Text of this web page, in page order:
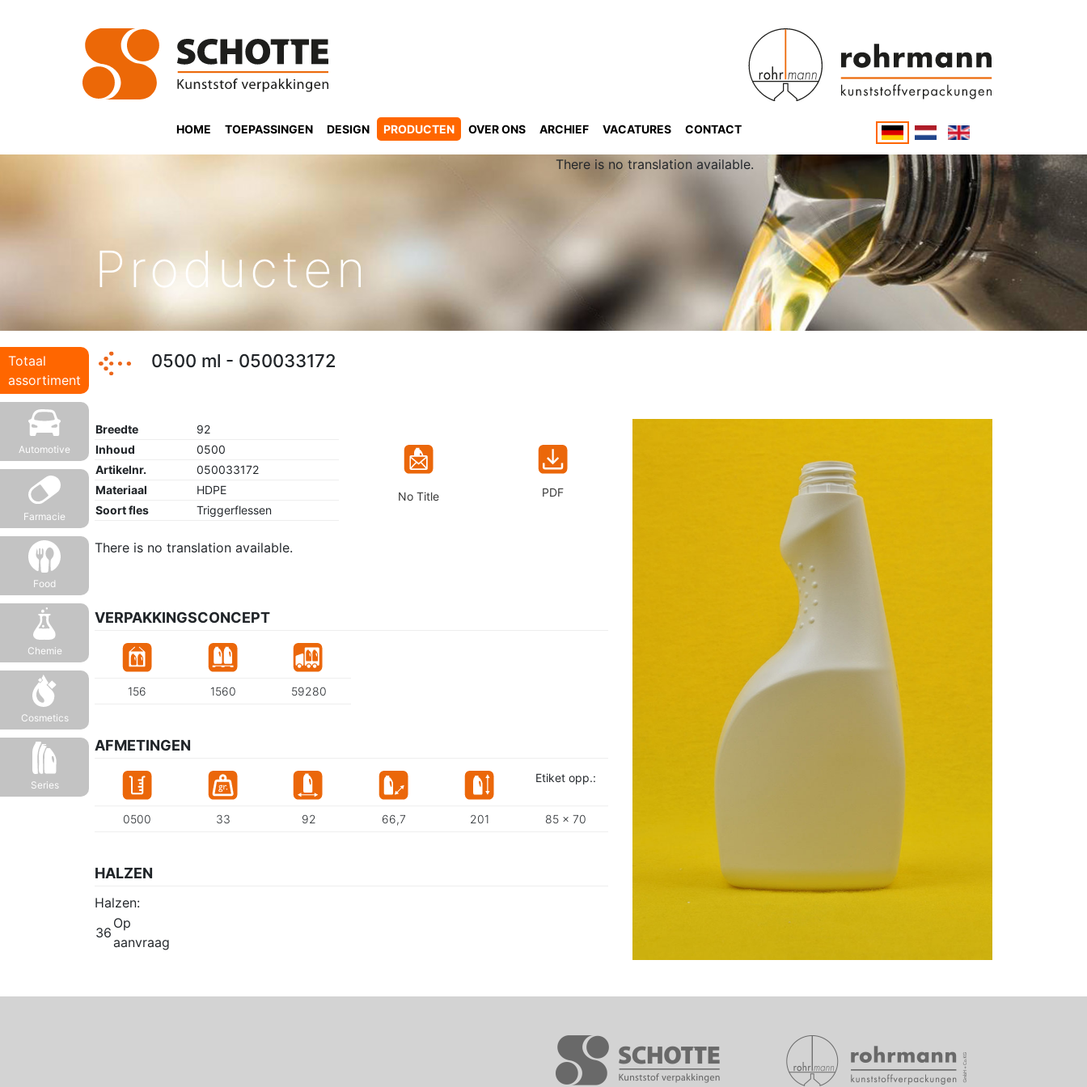
HOME TOEPASSINGEN DESIGN PRODUCTEN OVER ONS ARCHIEF VACATURES CONTACT
Producten
There is no translation available.
Totaal
assortiment
Automotive
Farmacie
Food
Chemie
Cosmetics
Series
0500 ml - 050033172
Breedte
92
Inhoud
0500
Artikelnr.
050033172
Materiaal
HDPE
Soort fles
Triggerflessen
No Title PDF
There is no translation available.
VERPAKKINGSCONCEPT
156 1560 59280
AFMETINGEN
0500 33 92 66,7 201
Etiket opp.:
85 x 70
HALZEN
Halzen:
36
Op
aanvraag